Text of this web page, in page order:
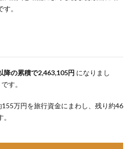
。
降の累積で2,463,105円 になりまし
です。
万円を旅行資金にまわし、残り約46